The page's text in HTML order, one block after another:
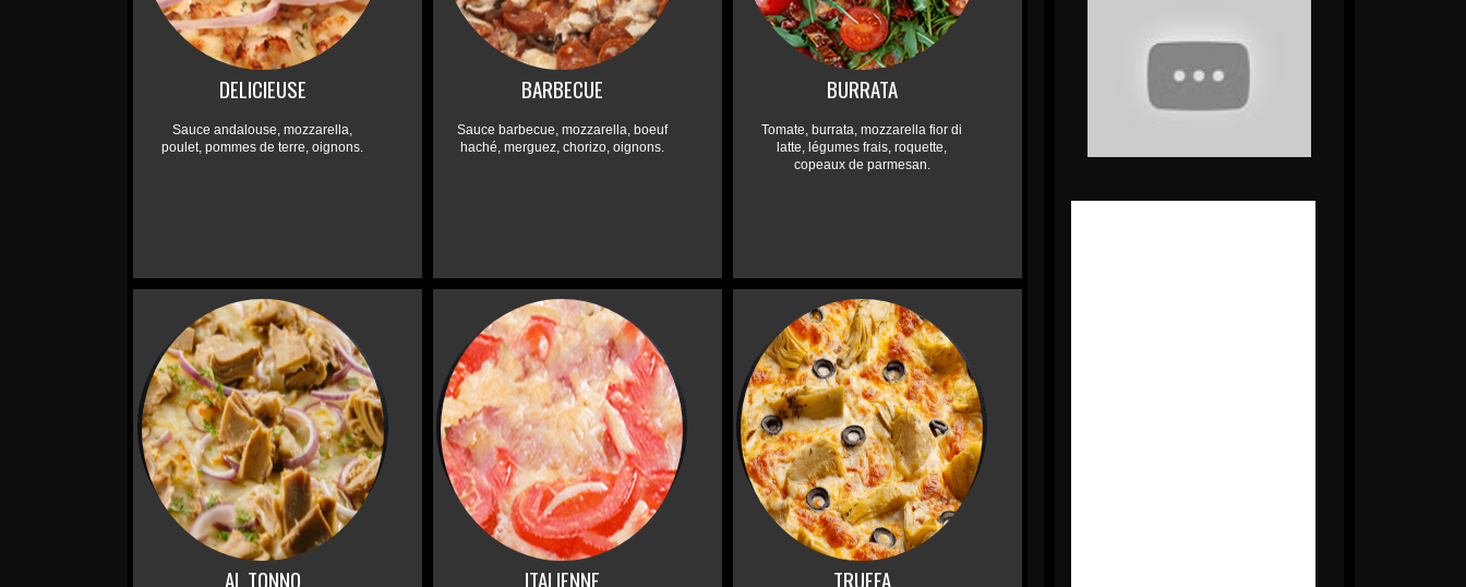
DELICIEUSE
Sauce andalouse, mozzarella,
poulet, pommes de terre, oignons.
BARBECUE
Sauce barbecue, mozzarella, boeuf
haché, merguez, chorizo, oignons.
BURRATA
Tomate, burrata, mozzarella fior di
latte, légumes frais, roquette,
copeaux de parmesan.
AL TONNO ITALIENNE TRUFFA